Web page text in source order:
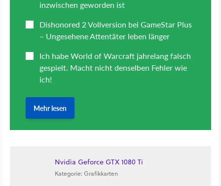
Nvidia Geforce GTX 1080 Ti
Kategorie: Grafikkarten